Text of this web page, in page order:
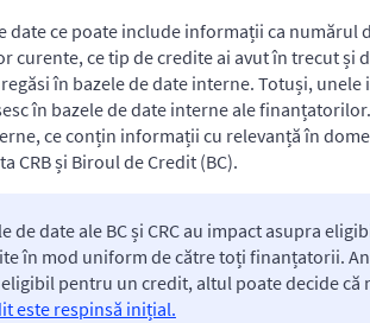
date ce poate include informații ca numărul
curente, ce tip de credite ai avut în trecut și
în bazele de date interne. Totuși,
în bazele de date interne ale
ce conțin informații cu relevanță în
CRB și Biroul de Credit (BC).
de date ale BC și CRC au impact asupra
în mod uniform de către toți finanțatorii.
pentru un credit, altul poate decide că
este respinsă inițial.